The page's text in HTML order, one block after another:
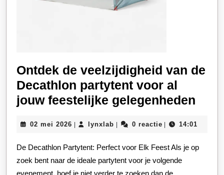
Ontdek de veelzijdigheid van de
Decathlon partytent voor al
jouw feestelijke gelegenheden
van
02 mei 2026 02
| lynxlab lynxlab
| 0 reactie | 14:01
De Decathlon Partytent: Perfect voor Elk Feest Als je op
zoek bent naar de ideale partytent voor je volgende
evenement, hoef je niet verder te zoeken dan de